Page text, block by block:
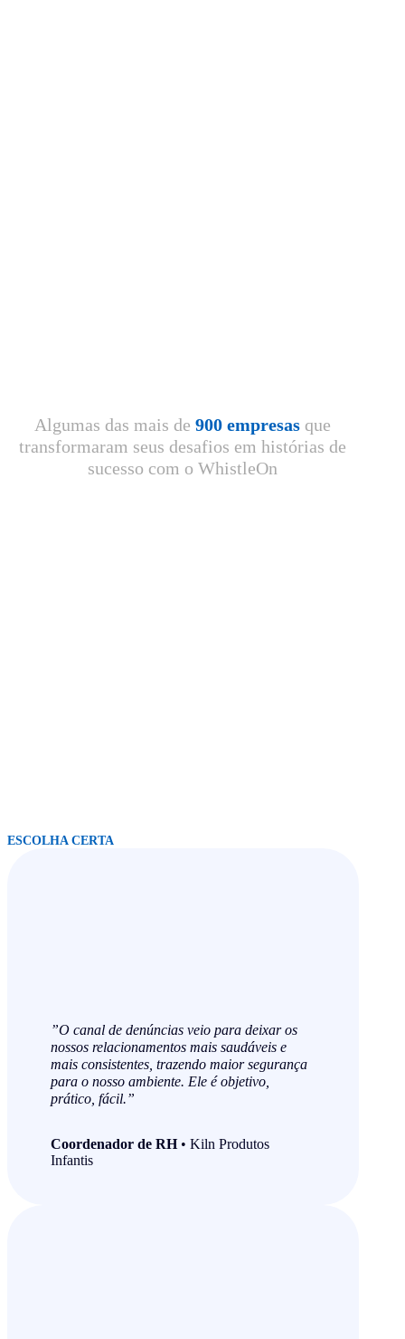
Algumas das mais de900 empresas que
transformaram seus desafios em histórias de
sucesso com o WhistleOn
ESCOLHA CERTA
”O canal de denúncias veio para deixar os
nossos relacionamentos mais saudáveis e
mais consistentes, trazendo maior segurança
para o nosso ambiente. Ele é objetivo,
prático, fácil.”
Coordenador de RH• Kiln Produtos
Infantis